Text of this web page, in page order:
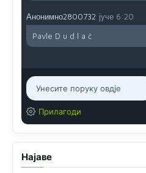
Анонимно2800732 јуче 6:20
Pavle D u d l a č
Прилагоди
Најаве